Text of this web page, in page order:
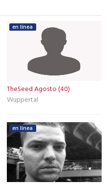
en línea
TheSeed Agosto (40)
Wuppertal
en línea